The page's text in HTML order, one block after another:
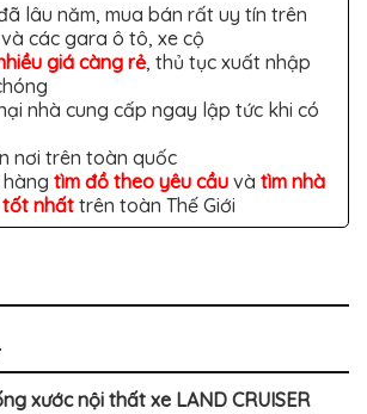
lâu năm, mua bán rất uy tín trên
các gara ô tô, xe cộ
giá càng rẻ, thủ tục xuất nhập
nhà cung cấp ngay lập tức khi có
nơi trên toàn quốc
tìm đồ theo yêu cầu và tìm nhà
tốt nhấttrên toàn Thế Giới
xước nội thất xe LAND CRUISER